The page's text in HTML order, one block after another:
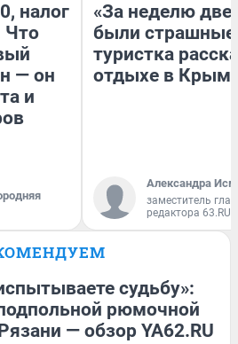
налог
Что
— он
и
«За неделю две
были
туристка
отдыхе в
Александра
заместитель
редактора 63.RU
судьбу»:
рюмочной
— обзор YA62.RU